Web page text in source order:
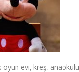
oyun evi, kreş, anaokulu